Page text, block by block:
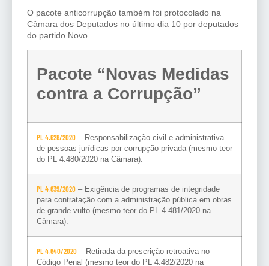
O pacote anticorrupção também foi protocolado na
Câmara dos Deputados no último dia 10 por deputados
do partido Novo.
Pacote “Novas Medidas
contra a Corrupção”
PL 4.628/2020 – Responsabilização civil e administrativa
de pessoas jurídicas por corrupção privada (mesmo teor
do PL 4.480/2020 na Câmara).
PL 4.639/2020 – Exigência de programas de integridade
para contratação com a administração pública em obras
de grande vulto (mesmo teor do PL 4.481/2020 na
Câmara).
PL 4.640/2020 – Retirada da prescrição retroativa no
Código Penal (mesmo teor do PL 4.482/2020 na